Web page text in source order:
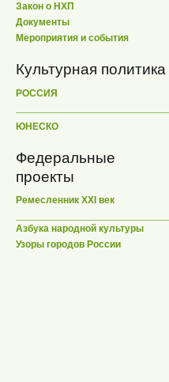
Закон о НХП
Документы
Мероприятия и события
Культурная политика
РОССИЯ
ЮНЕСКО
Федеральные
проекты
Ремесленник XXI век
Азбука народной культуры
Узоры городов России